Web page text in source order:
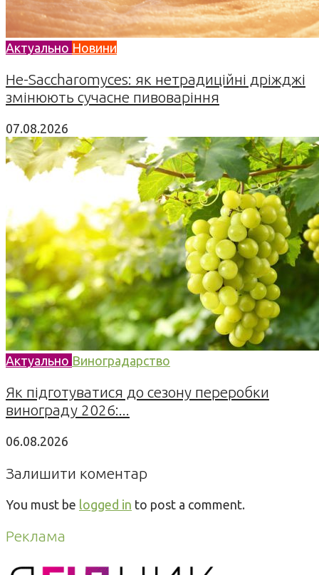
Актуально Новини
Не-Saccharomyces: як нетрадиційні дріжджі
змінюють сучасне пивоваріння
07.08.2026
Актуально Виноградарство
Як підготуватися до сезону переробки
винограду 2026:...
06.08.2026
Залишити коментар
You must be logged in to post a comment.
Реклама